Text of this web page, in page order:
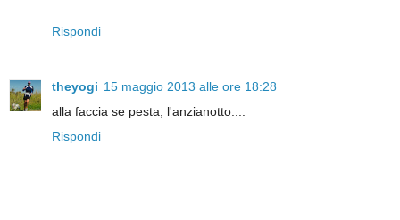
Rispondi
theyogi 15 maggio 2013 alle ore 18:28
alla faccia se pesta, l'anzianotto....
Rispondi